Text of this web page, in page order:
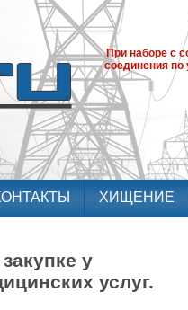
При наборе с
соединения по
ХИЩЕНИЕ
у
услуг.